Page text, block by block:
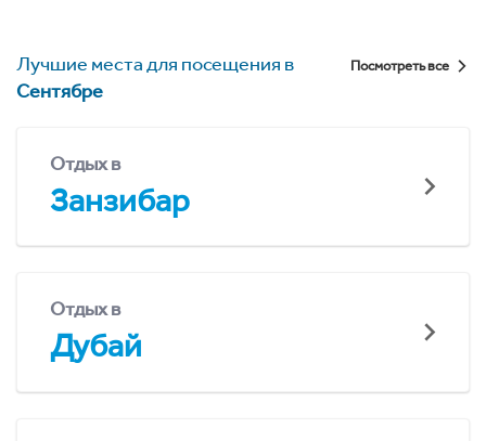
Лучшие места для посещения в
Сентябре
Посмотреть все
Отдых в
Занзибар
Отдых в
Дубай